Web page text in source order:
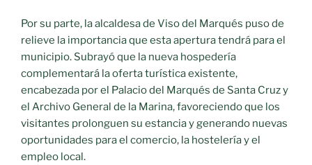
Por su parte, la alcaldesa de Viso del Marqués puso de
relieve la importancia que esta apertura tendrá para el
municipio. Subrayó que la nueva hospedería
complementará la oferta turística existente,
encabezada por el Palacio del Marqués de Santa Cruz y
el Archivo General de la Marina, favoreciendo que los
visitantes prolonguen su estancia y generando nuevas
oportunidades para el comercio, la hostelería y el
empleo local.